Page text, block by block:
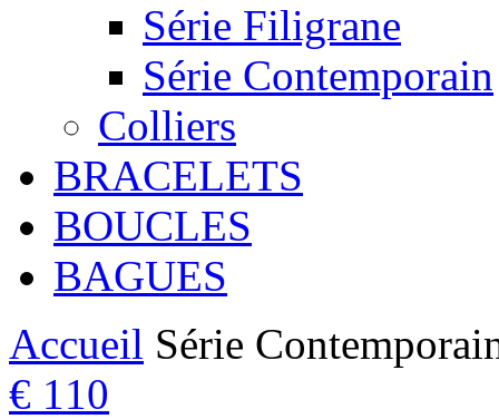
Série Filigrane
Série Contemporain
Colliers
BRACELETS
BOUCLES
BAGUES
Accueil Série
€ 110